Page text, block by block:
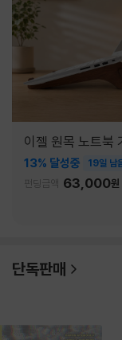
이젤 원목 노트북
13% 달성중 19일 남
펀딩금액 63,000원
단독판매